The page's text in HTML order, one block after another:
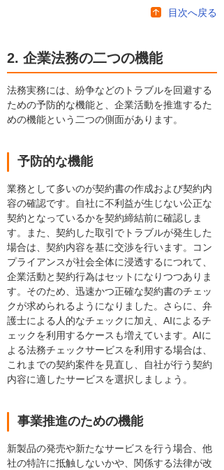
目次へ戻る
2. 企業法務の二つの機能
法務実務には、紛争などのトラブルを回避する
ための予防的な機能と、企業活動を推進するた
めの機能という二つの側面があります。
予防的な機能
業務として多いのが契約書の作成および契約内
容の確認です。自社に不利益が生じない公正な
契約となっているかを契約締結前に確認しま
す。また、契約した取引でトラブルが発生した
場合は、契約内容を基に交渉を行います。コン
プライアンスが社会全体に浸透するにつれて、
企業活動と契約行為はセットになりつつありま
す。そのため、迅速かつ正確な契約書のチェッ
クが求められるようになりました。さらに、弁
護士による人的なチェックに加え、AIによるチ
ェックを利用するケースも増えています。AIに
よる法務チェックサービスを利用する場合は、
これまでの契約案件を見直し、自社が行う契約
内容に適したサービスを選択しましょう。
事業推進のための機能
新製品の発売や新たなサービスを行う場合、他
社の特許に抵触しないかや、関係する法律が改